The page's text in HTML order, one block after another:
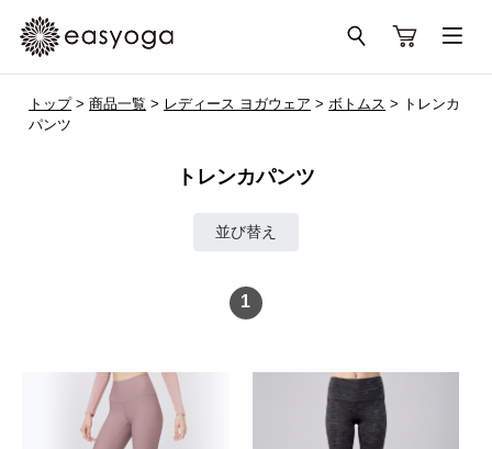
トップ>商品一覧 > レディース ヨガウェア >ボトムス > トレンカ
パンツ
トレンカパンツ
並び替え
1